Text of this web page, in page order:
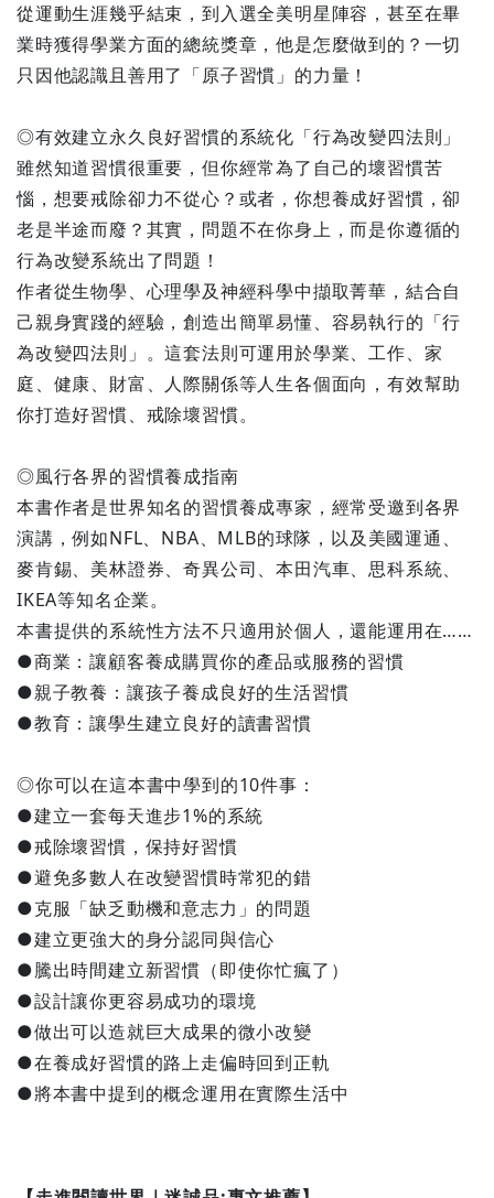
從運動生涯幾乎結束，到入選全美明星陣容，甚至在畢
業時獲得學業方面的總統獎章，他是怎麼做到的？一切
只因他認識且善用了「原子習慣」的力量！
◎有效建立永久良好習慣的系統化「行為改變四法則」
雖然知道習慣很重要，但你經常為了自己的壞習慣苦
惱，想要戒除卻力不從心？或者，你想養成好習慣，卻
老是半途而廢？其實，問題不在你身上，而是你遵循的
行為改變系統出了問題！
作者從生物學、心理學及神經科學中擷取菁華，結合自
己親身實踐的經驗，創造出簡單易懂、容易執行的「行
為改變四法則」。這套法則可運用於學業、工作、家
庭、健康、財富、人際關係等人生各個面向，有效幫助
你打造好習慣、戒除壞習慣。
◎風行各界的習慣養成指南
本書作者是世界知名的習慣養成專家，經常受邀到各界
演講，例如NFL、NBA、MLB的球隊，以及美國運通、
麥肯錫、美林證券、奇異公司、本田汽車、思科系統、
IKEA等知名企業。
本書提供的系統性方法不只適用於個人，還能運用在……
●商業：讓顧客養成購買你的產品或服務的習慣
●親子教養：讓孩子養成良好的生活習慣
●教育：讓學生建立良好的讀書習慣
◎你可以在這本書中學到的10件事：
●建立一套每天進步1%的系統
●戒除壞習慣，保持好習慣
●避免多數人在改變習慣時常犯的錯
●克服「缺乏動機和意志力」的問題
●建立更強大的身分認同與信心
●騰出時間建立新習慣（即使你忙瘋了）
●設計讓你更容易成功的環境
●做出可以造就巨大成果的微小改變
●在養成好習慣的路上走偏時回到正軌
●將本書中提到的概念運用在實際生活中